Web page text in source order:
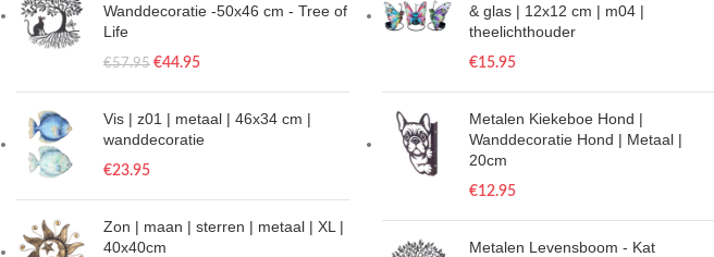
Wanddecoratie -50x46 cm - Tree of
Life
€57.95 €44.95
Vis | z01 | metaal | 46x34 cm |
wanddecoratie
€23.95
Zon | maan | sterren | metaal | XL |
40x40cm
& glas | 12x12 cm | m04 |
theelichthouder
€15.95
Metalen Kiekeboe Hond |
Wanddecoratie Hond | Metaal |
20cm
€12.95
Metalen Levensboom - Kat